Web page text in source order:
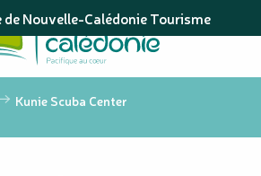
Nouvelle-Calédonie Tourisme
Kunie Scuba Center